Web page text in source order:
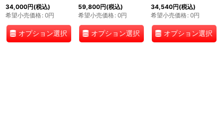
34,000円(税込)
希望小売価格: 0円
オプション選択
59,800円(税込)
希望小売価格: 0円
オプション選択
34,540円(税込)
希望小売価格: 0円
オプション選択